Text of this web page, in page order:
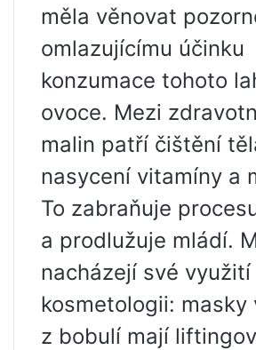
měla věnovat
omlazujícímu účinku
konzumace tohoto
ovoce. Mezi
malin patří čištění
nasycení vitamíny a
To zabraňuje
a prodlužuje mládí.
nacházejí své využití
kosmetologii: masky
z bobulí mají